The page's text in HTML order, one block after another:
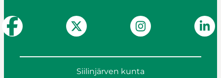
Siilinjärven kunta